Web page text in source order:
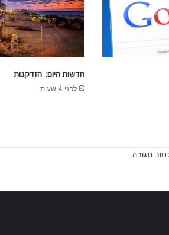
חדשות היום: הזדקנות
לפני 4 שעות
תגובה.